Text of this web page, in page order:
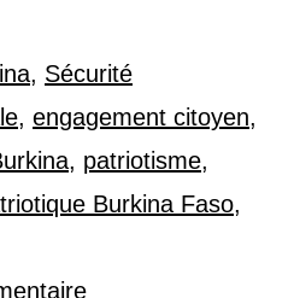
, Sécurité
, engagement citoyen,
, patriotisme,
Burkina Faso,